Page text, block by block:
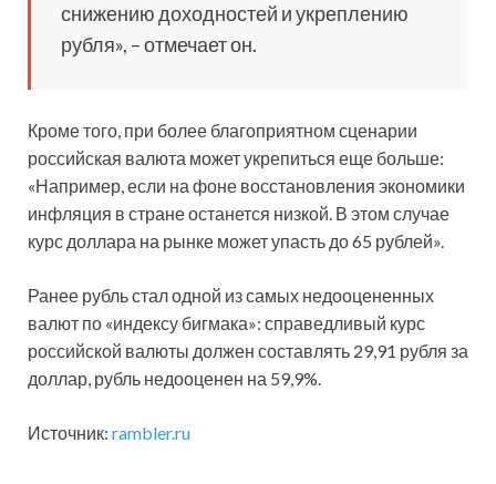
снижению доходностей и укреплению
рубля», – отмечает он.
Кроме того, при более благоприятном сценарии
российская валюта может укрепиться еще больше:
«Например, если на фоне восстановления экономики
инфляция в стране останется низкой. В этом случае
курс доллара на рынке может упасть до 65 рублей».
Ранее рубль стал одной из самых недооцененных
валют по «индексу бигмака»: справедливый курс
российской валюты должен составлять 29,91 рубля за
доллар, рубль недооценен на 59,9%.
Источник: rambler.ru